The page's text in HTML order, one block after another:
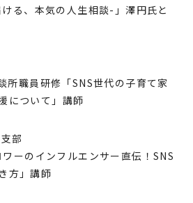
る、本気の人生相談-」澤円氏と
所職員研修「SNS世代の子育て家
について」講師
部
ーのインフルエンサー直伝！SNS
方」講師